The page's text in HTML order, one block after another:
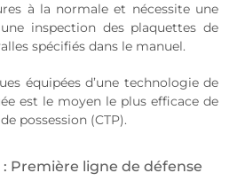
à la normale et nécessite une
inspection des plaquettes de
spécifiés dans le manuel.
équipées d’une technologie de
est le moyen le plus efficace de
possession (CTP).
Première ligne de défense